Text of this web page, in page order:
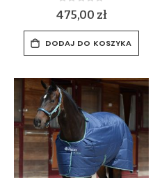
0%
475,00 zł
DODAJ DO KOSZYKA